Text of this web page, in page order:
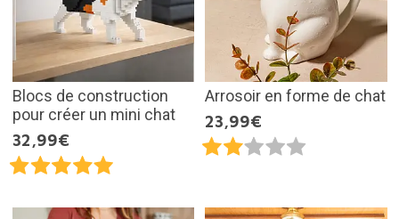
Blocs de construction
pour créer un mini chat
32,99€
Arrosoir en forme de chat
23,99€